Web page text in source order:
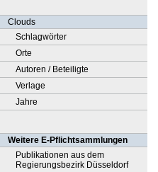
Clouds
Schlagwörter
Orte
Autoren / Beteiligte
Verlage
Jahre
Weitere E-Pflichtsammlungen
Publikationen aus dem
Regierungsbezirk Düsseldorf